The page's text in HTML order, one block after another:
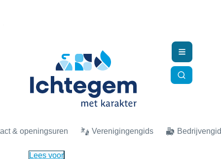
& openingsuren Verenigingengids
Zoek
Menu
Lees voor